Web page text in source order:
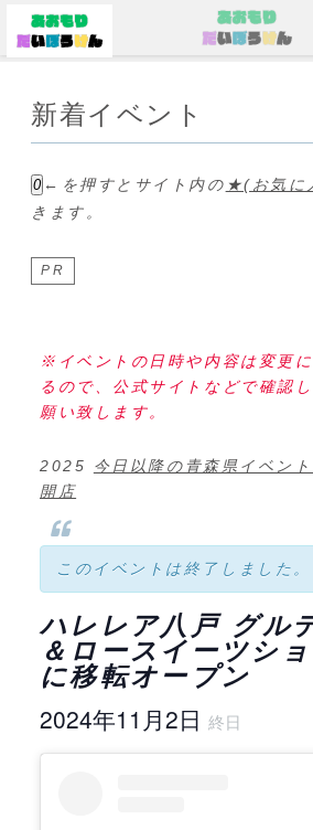
新着イベント
0 ←を押すとサイト内の ★(お気に
きます。
PR
※イベントの日時や内容は変更
るので、公式サイトなどで確認
願い致します。
2025 今日以降の青森県イベン
開店
このイベントは終了しました。
ハレレア八戸 グル
＆ロースイーツシ
に移転オープン
2024年11月2日 終日
メニュー